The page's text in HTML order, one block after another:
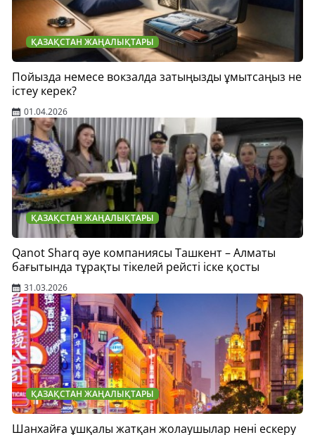
ҚАЗАҚСТАН ЖАҢАЛЫҚТАРЫ
Пойызда немесе вокзалда затыңызды ұмытсаңыз не
істеу керек?
01.04.2026
ҚАЗАҚСТАН ЖАҢАЛЫҚТАРЫ
Qanot Sharq әуе компаниясы Ташкент – Алматы
бағытында тұрақты тікелей рейсті іске қосты
31.03.2026
ҚАЗАҚСТАН ЖАҢАЛЫҚТАРЫ
Шанхайға ұшқалы жатқан жолаушылар нені ескеру